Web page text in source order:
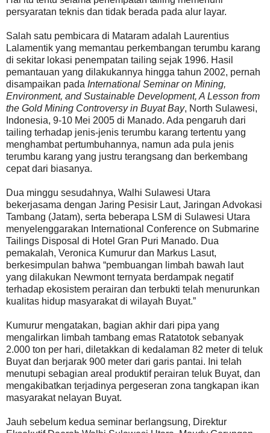
persyaratan teknis dan tidak berada pada alur layar.
Salah satu pembicara di Mataram adalah Laurentius
Lalamentik yang memantau perkembangan terumbu karang
di sekitar lokasi penempatan tailing sejak 1996. Hasil
pemantauan yang dilakukannya hingga tahun 2002, pernah
disampaikan pada International Seminar on Mining,
Environment, and Sustainable Development, A Lesson from
the Gold Mining Controversy in Buyat Bay, North Sulawesi,
Indonesia, 9-10 Mei 2005 di Manado. Ada pengaruh dari
tailing terhadap jenis-jenis terumbu karang tertentu yang
menghambat pertumbuhannya, namun ada pula jenis
terumbu karang yang justru terangsang dan berkembang
cepat dari biasanya.
Dua minggu sesudahnya, Walhi Sulawesi Utara
bekerjasama dengan Jaring Pesisir Laut, Jaringan Advokasi
Tambang (Jatam), serta beberapa LSM di Sulawesi Utara
menyelenggarakan International Conference on Submarine
Tailings Disposal di Hotel Gran Puri Manado. Dua
pemakalah, Veronica Kumurur dan Markus Lasut,
berkesimpulan bahwa “pembuangan limbah bawah laut
yang dilakukan Newmont ternyata berdampak negatif
terhadap ekosistem perairan dan terbukti telah menurunkan
kualitas hidup masyarakat di wilayah Buyat.”
Kumurur mengatakan, bagian akhir dari pipa yang
mengalirkan limbah tambang emas Ratatotok sebanyak
2.000 ton per hari, diletakkan di kedalaman 82 meter di teluk
Buyat dan berjarak 900 meter dari garis pantai. Ini telah
menutupi sebagian areal produktif perairan teluk Buyat, dan
mengakibatkan terjadinya pergeseran zona tangkapan ikan
masyarakat nelayan Buyat.
Jauh sebelum kedua seminar berlangsung, Direktur